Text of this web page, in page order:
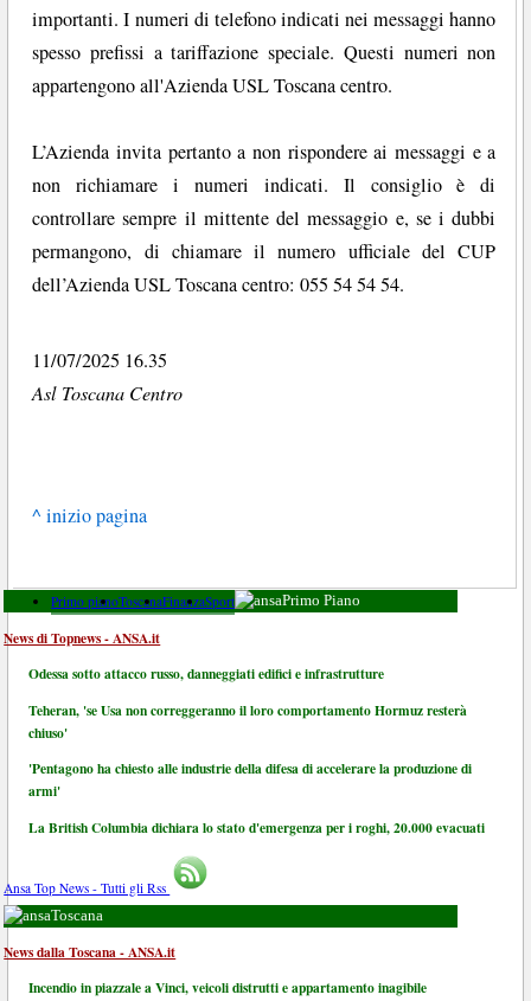
importanti. I numeri di telefono indicati nei messaggi hanno
spesso prefissi a tariffazione speciale. Questi numeri non
appartengono all'Azienda USL Toscana centro.
L’Azienda invita pertanto a non rispondere ai messaggi e a
non richiamare i numeri indicati. Il consiglio è di
controllare sempre il mittente del messaggio e, se i dubbi
permangono, di chiamare il numero ufficiale del CUP
dell’Azienda USL Toscana centro: 055 54 54 54.
11/07/2025 16.35
Asl Toscana Centro
^ inizio pagina
Primo pianoToscanaFinanzaSport Primo Piano
News di Topnews - ANSA.it
Odessa sotto attacco russo, danneggiati edifici e infrastrutture
Teheran, 'se Usa non correggeranno il loro comportamento Hormuz resterà
chiuso'
'Pentagono ha chiesto alle industrie della difesa di accelerare la produzione di
armi'
La British Columbia dichiara lo stato d'emergenza per i roghi, 20.000 evacuati
Ansa Top News - Tutti gli Rss
Toscana
News dalla Toscana - ANSA.it
Incendio in piazzale a Vinci, veicoli distrutti e appartamento inagibile